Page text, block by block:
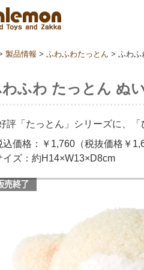
製品情報 > ふわふわたっとん > ふわふ
ふわ たっとん ぬ
評「たっとん」シリーズに、
込価格：￥1,760（税抜価格￥
イズ：約H14×W13×D8cm